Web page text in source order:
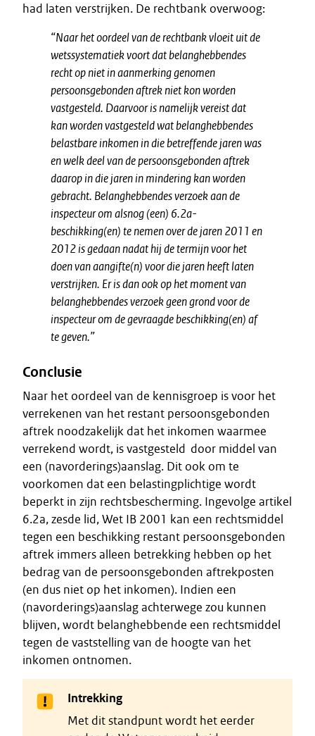
had laten verstrijken. De rechtbank overwoog:
“Naar het oordeel van de rechtbank vloeit uit de
wetssystematiek voort dat belanghebbendes
recht op niet in aanmerking genomen
persoonsgebonden aftrek niet kon worden
vastgesteld. Daarvoor is namelijk vereist dat
kan worden vastgesteld wat belanghebbendes
belastbare inkomen in die betreffende jaren was
en welk deel van de persoonsgebonden aftrek
daarop in die jaren in mindering kan worden
gebracht. Belanghebbendes verzoek aan de
inspecteur om alsnog (een) 6.2a-
beschikking(en) te nemen over de jaren 2011 en
2012 is gedaan nadat hij de termijn voor het
doen van aangifte(n) voor die jaren heeft laten
verstrijken. Er is dan ook op het moment van
belanghebbendes verzoek geen grond voor de
inspecteur om de gevraagde beschikking(en) af
te geven.”
Conclusie
Naar het oordeel van de kennisgroep is voor het
verrekenen van het restant persoonsgebonden
aftrek noodzakelijk dat het inkomen waarmee
verrekend wordt, is vastgesteld door middel van
een (navorderings)aanslag. Dit ook om te
voorkomen dat een belastingplichtige wordt
beperkt in zijn rechtsbescherming. Ingevolge artikel
6.2a, zesde lid, Wet IB 2001 kan een rechtsmiddel
tegen een beschikking restant persoonsgebonden
aftrek immers alleen betrekking hebben op het
bedrag van de persoonsgebonden aftrekposten
(en dus niet op het inkomen). Indien een
(navorderings)aanslag achterwege zou kunnen
blijven, wordt belanghebbende een rechtsmiddel
tegen de vaststelling van de hoogte van het
inkomen ontnomen.
Intrekking
Met dit standpunt wordt het eerder